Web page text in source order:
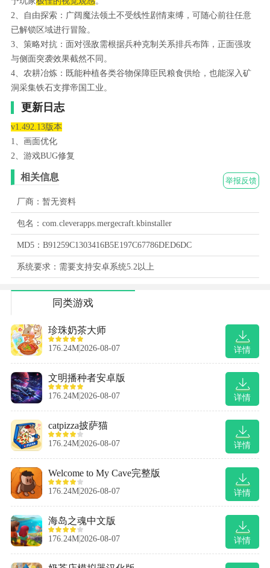
2、自由探索：广阔魔法领土不受线性剧情束缚，可随心前往任意
已解锁区域进行冒险。
3、策略对抗：面对强敌需根据兵种克制关系排兵布阵，正面强攻
与侧面突袭效果截然不同。
4、农耕冶炼：既能种植各类谷物保障臣民粮食供给，也能深入矿
洞采集铁石支撑帝国工业。
更新日志
v1.492.13版本
1、画面优化
2、游戏BUG修复
举报反馈
相关信息
厂商：暂无资料
包名：com.cleverapps.mergecraft.kbinstaller
MD5：B91259C1303416B5E197C67786DED6DC
系统要求：需要支持安卓系统5.2以上
同类游戏
详情
珍珠奶茶大师
176.24M2026-08-07
详情
文明播种者安卓版
176.24M2026-08-07
详情
catpizza披萨猫
176.24M2026-08-07
详情
Welcome to My Cave完整版
176.24M2026-08-07
详情
海岛之魂中文版
176.24M2026-08-07